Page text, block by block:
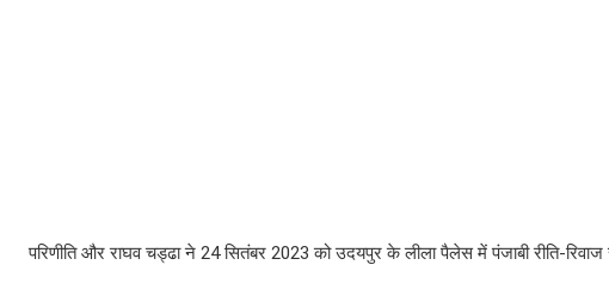
परिणीति और राघव चड्ढा ने 24 सितंबर 2023 को उदयपुर के लीला पैलेस में पंजाबी रीति-